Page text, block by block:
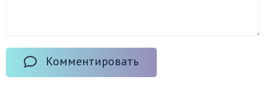
Комментировать